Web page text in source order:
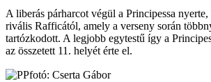
A liberás párharcot végül a Principessa
rivális Rafficától, amely a verseny során
tartózkodott. A legjobb egytestű így a
az összetett 11. helyét érte el.
fotó: Cserta Gábor